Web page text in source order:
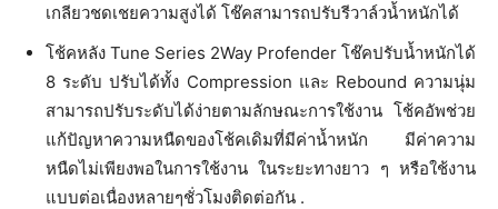
เกลียวชดเชยความสูงได้ โช๊คสามารถปรับรีวาล์วน้ำหนักได้
โช้คหลัง Tune Series 2Way Profender โช๊คปรับน้ำหนักได้
8 ระดับ ปรับได้ทั้ง Compression และ Rebound ความนุ่ม
สามารถปรับระดับได้ง่ายตามลักษณะการใช้งาน โช้คอัพช่วย
แก้ปัญหาความหนืดของโช้คเดิมที่มีค่าน้ำหนัก มีค่าความ
หนืดไม่เพียงพอในการใช้งาน ในระยะทางยาว ๆ หรือใช้งาน
แบบต่อเนื่องหลายๆชั่วโมงติดต่อกัน .